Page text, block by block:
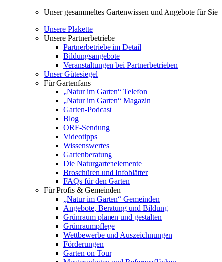
Unser gesammeltes Gartenwissen und Angebote für Sie
Unsere Plakette
Unsere Partnerbetriebe
Partnerbetriebe im Detail
Bildungsangebote
Veranstaltungen bei Partnerbetrieben
Unser Gütesiegel
Für Gartenfans
„Natur im Garten“ Telefon
„Natur im Garten“ Magazin
Garten-Podcast
Blog
ORF-Sendung
Videotipps
Wissenswertes
Gartenberatung
Die Naturgartenelemente
Broschüren und Infoblätter
FAQs für den Garten
Für Profis & Gemeinden
„Natur im Garten“ Gemeinden
Angebote, Beratung und Bildung
Grünraum planen und gestalten
Grünraumpflege
Wettbewerbe und Auszeichnungen
Förderungen
Garten on Tour